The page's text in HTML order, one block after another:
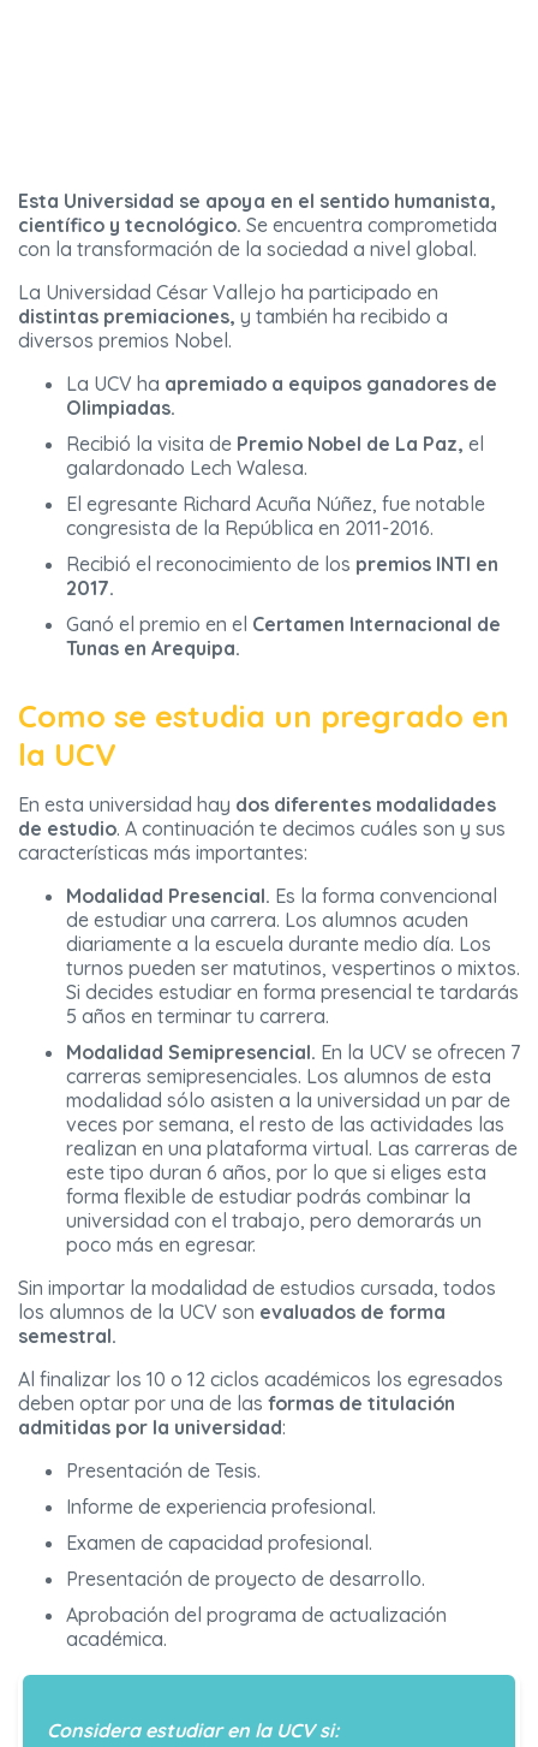
Esta Universidad se apoya en el sentido humanista,
científico y tecnológico. Se encuentra comprometida
con la transformación de la sociedad a nivel global.
La Universidad César Vallejo ha participado en
distintas premiaciones, y también ha recibido a
diversos premios Nobel.
La UCV ha apremiado a equipos ganadores de
Olimpiadas.
Recibió la visita de Premio Nobel de La Paz, el
galardonado Lech Walesa.
El egresante Richard Acuña Núñez, fue notable
congresista de la República en 2011-2016.
Recibió el reconocimiento de los premios INTI en
2017.
Ganó el premio en el Certamen Internacional de
Tunas en Arequipa.
Como se estudia un pregrado en
la UCV
En esta universidad hay dos diferentes modalidades
de estudio. A continuación te decimos cuáles son y sus
características más importantes:
Modalidad Presencial. Es la forma convencional
de estudiar una carrera. Los alumnos acuden
diariamente a la escuela durante medio día. Los
turnos pueden ser matutinos, vespertinos o mixtos.
Si decides estudiar en forma presencial te tardarás
5 años en terminar tu carrera.
Modalidad Semipresencial. En la UCV se ofrecen 7
carreras semipresenciales. Los alumnos de esta
modalidad sólo asisten a la universidad un par de
veces por semana, el resto de las actividades las
realizan en una plataforma virtual. Las carreras de
este tipo duran 6 años, por lo que si eliges esta
forma flexible de estudiar podrás combinar la
universidad con el trabajo, pero demorarás un
poco más en egresar.
Sin importar la modalidad de estudios cursada, todos
los alumnos de la UCV son evaluados de forma
semestral.
Al finalizar los 10 o 12 ciclos académicos los egresados
deben optar por una de las formas de titulación
admitidas por la universidad:
Presentación de Tesis.
Informe de experiencia profesional.
Examen de capacidad profesional.
Presentación de proyecto de desarrollo.
Aprobación del programa de actualización
académica.
Considera estudiar en la UCV si: